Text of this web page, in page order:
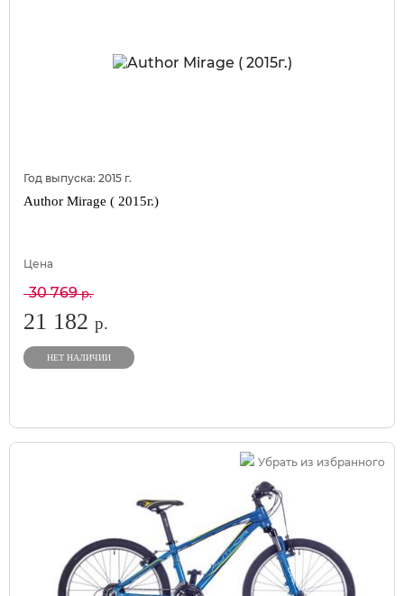
Год выпуска: 2015 г.
Author Mirage ( 2015г.)
Цена
30 769р.
21 182 р.
НЕТ НАЛИЧИИ
Убрать из избранного